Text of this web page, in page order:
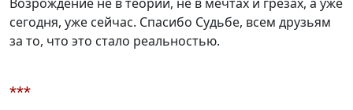
Возрождение не в теории, не в мечтах и грезах, а уже
сегодня, уже сейчас. Спасибо Судьбе, всем друзьям
за то, что это стало реальностью.
***